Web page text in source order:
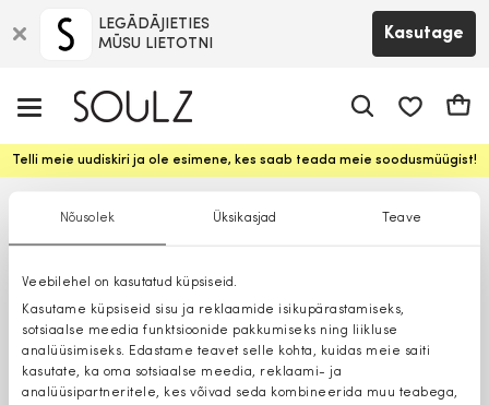
Nõusolek Üksikasjad Teave
Veebilehel on kasutatud küpsiseid.
Kasutame küpsiseid sisu ja reklaamide isikupärastamiseks,
sotsiaalse meedia funktsioonide pakkumiseks ning liikluse
analüüsimiseks. Edastame teavet selle kohta, kuidas meie saiti
kasutate, ka oma sotsiaalse meedia, reklaami- ja
analüüsipartneritele, kes võivad seda kombineerida muu teabega,
LEGĀDĀJIETIES
MŪSU LIETOTNI
Kasutage
Telli meie uudiskiri ja ole esimene, kes saab teada meie soodusmüügist!